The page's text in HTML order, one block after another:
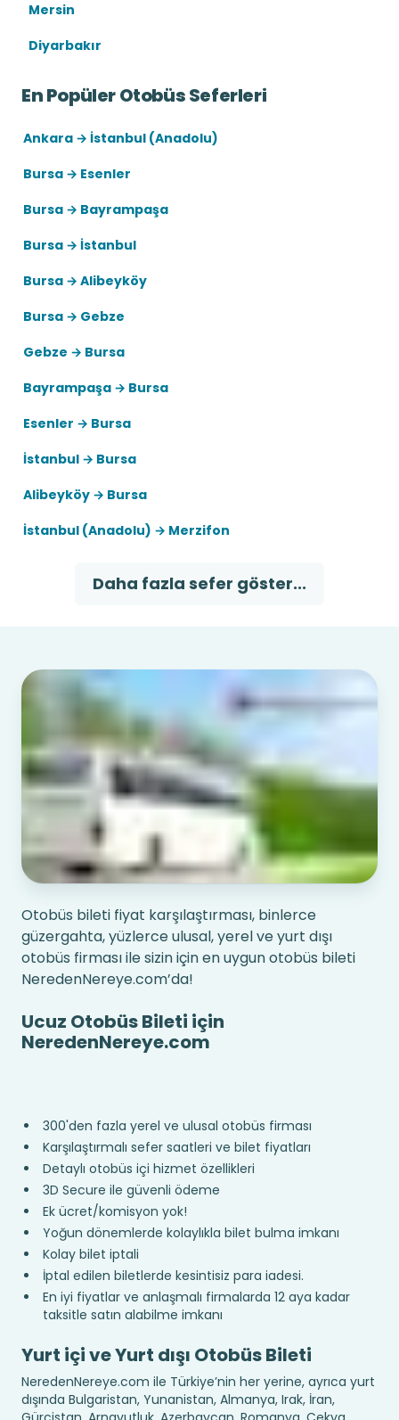
Mersin
Diyarbakır
En Popüler Otobüs Seferleri
Ankara → İstanbul (Anadolu)
Bursa → Esenler
Bursa → Bayrampaşa
Bursa → İstanbul
Bursa → Alibeyköy
Bursa → Gebze
Gebze → Bursa
Bayrampaşa → Bursa
Esenler → Bursa
İstanbul → Bursa
Alibeyköy → Bursa
İstanbul (Anadolu) → Merzifon
Daha fazla sefer göster...
Otobüs bileti fiyat karşılaştırması, binlerce
güzergahta, yüzlerce ulusal, yerel ve yurt dışı
otobüs firması ile sizin için en uygun otobüs bileti
NeredenNereye.com’da!
Ucuz Otobüs Bileti için
NeredenNereye.com
300'den fazla yerel ve ulusal otobüs firması
Karşılaştırmalı sefer saatleri ve bilet fiyatları
Detaylı otobüs içi hizmet özellikleri
3D Secure ile güvenli ödeme
Ek ücret/komisyon yok!
Yoğun dönemlerde kolaylıkla bilet bulma imkanı
Kolay bilet iptali
İptal edilen biletlerde kesintisiz para iadesi.
En iyi fiyatlar ve anlaşmalı firmalarda 12 aya kadar
taksitle satın alabilme imkanı
Yurt içi ve Yurt dışı Otobüs Bileti
NeredenNereye.com ile Türkiye’nin her yerine, ayrıca yurt
dışında Bulgaristan, Yunanistan, Almanya, Irak, İran,